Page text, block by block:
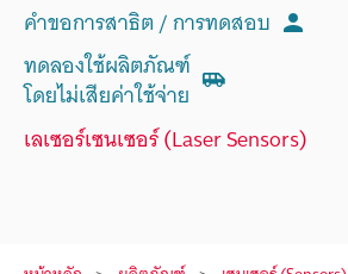
คำขอการสาธิต / การทดสอบ
ทดลองใช้ผลิตภัณฑ์
โดยไม่เสียค่าใช้จ่าย
เลเซอร์เซนเซอร์ (Laser Sensors)